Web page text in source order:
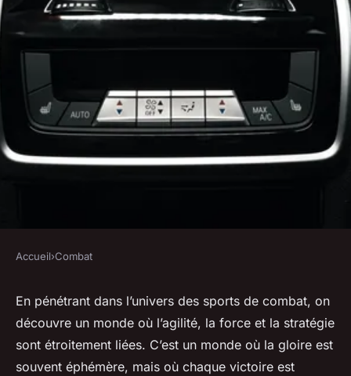
les compétitions de combat les
plus prestigieuses à travers le
monde
Accueil›Combat
En pénétrant dans l’univers des sports de combat, on
découvre un monde où l’agilité, la force et la stratégie
sont étroitement liées. C’est un monde où la gloire est
souvent éphémère, mais où chaque victoire est